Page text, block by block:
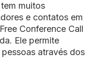
muitos
e contatos em
Conference Call
Ele permite
através dos